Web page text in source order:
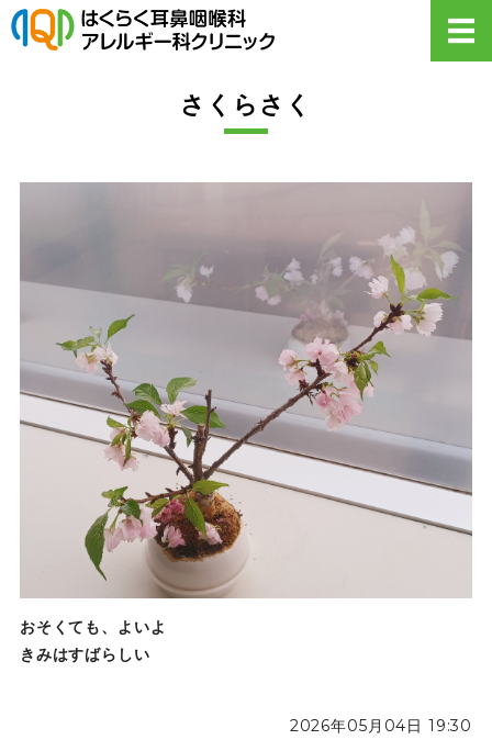
【公式】はくら
さくらさく
おそくても、よいよ
きみはすばらしい
2026年05月04日 19:30